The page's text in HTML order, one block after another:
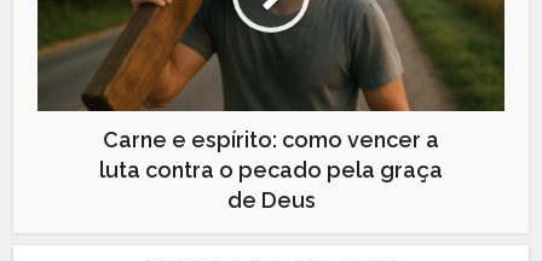
Carne e espírito: como vencer a
luta contra o pecado pela graça
de Deus